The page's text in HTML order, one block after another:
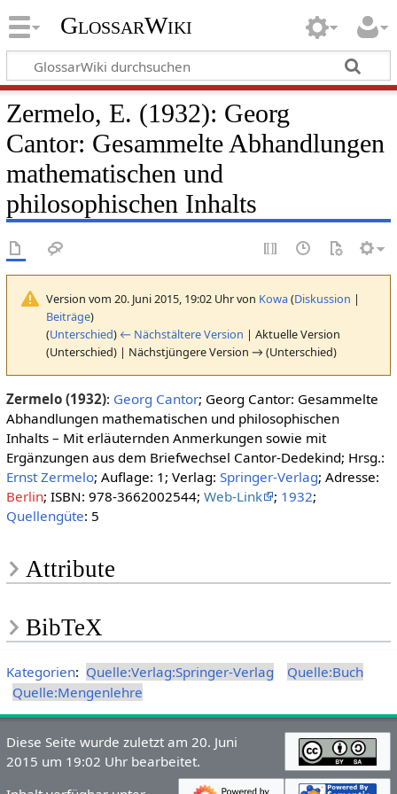
GlossarWiki
Zermelo, E. (1932): Georg
Cantor: Gesammelte Abhandlungen
mathematischen und
philosophischen Inhalts
Version vom 20. Juni 2015, 19:02 Uhr von Kowa(Diskussion |
Beiträge)
(Unterschied) ← Nächstältere Version | Aktuelle Version
(Unterschied) | Nächstjüngere Version → (Unterschied)
Zermelo (1932): Georg Cantor; Georg Cantor: Gesammelte
Abhandlungen mathematischen und philosophischen
Inhalts – Mit erläuternden Anmerkungen sowie mit
Ergänzungen aus dem Briefwechsel Cantor-Dedekind; Hrsg.:
Ernst Zermelo; Auflage: 1; Verlag: Springer-Verlag; Adresse:
Berlin; ISBN: 978-3662002544; Web-Link ; 1932;
Quellengüte: 5
Attribute
BibTeX
Kategorien: Quelle:Verlag:Springer-Verlag
Quelle:Buch
Quelle:Mengenlehre
Diese Seite wurde zuletzt am 20. Juni
2015 um 19:02 Uhr bearbeitet.